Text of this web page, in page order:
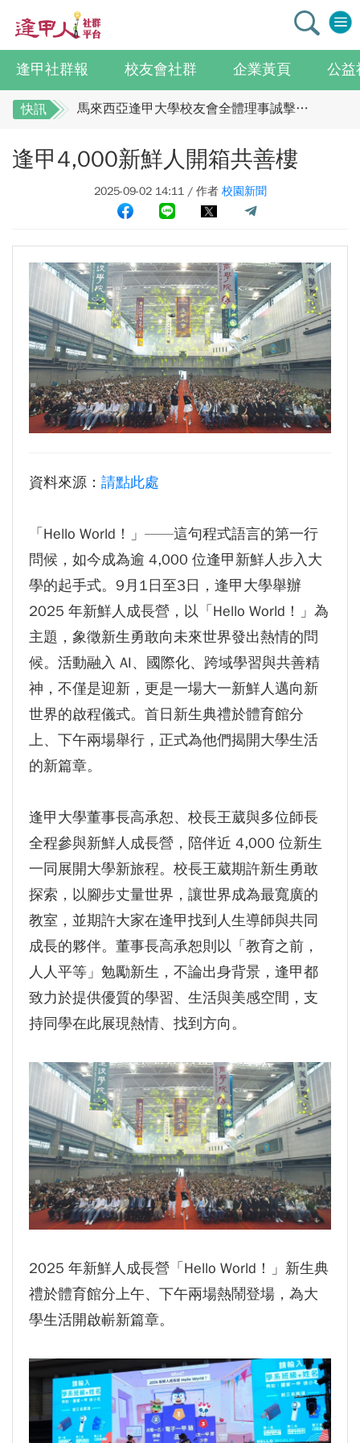
逢甲社群報 校友會社群 企業黃頁 公益
快訊
馬來西亞逢甲大學校友會全體理事誠擊祝賀 ：江蘇年會圓滿成功！
逢甲國貿99級校友 李樺仙 學姐
【逢甲經濟人會訊】9月號出刊
逢甲大學EMBA舉辦新生共善營 以「大好・共善・同樂」開啟學習新旅程
【轉載】麗明營造第24屆公益捐血9月10日登場 歡迎企業踴躍參與
逢甲大學高承恕董事長演講【世界經濟新版圖?舊版圖?】--世界500強企業
傳承逢甲精神！泰國校友會45週年慶 新任會長上任、青年世代接棒注入新動能
逢甲航太系勇奪國防競賽優勝 智慧無人機突破GPS限制
GI Day 2025｜空間資訊技術交流日-跨域感知・智慧行動
逢甲大學加東校友會 2025 Aug 31 聚會
逢甲資電科技與未來系列演講 10/14 簡良益 董事長 (掌門精釀啤酒)
賀江蘇校友分會
馬來西亞逢甲大學校友會全體理事誠擊祝賀 ：
江蘇年會圓滿成功！
運共同培育中臺灣捷運人才
逢甲國貿99級校友 李樺仙 學姐
【逢甲經濟人會訊】9月號出刊
114學年度系所主管會議擘畫未來教育 以「學
生為中心」推動AI融入教學，跨域研究育才
體育教學中心主任王亭文勇奪「2025 CAPA台
灣公開賽」公開女雙冠軍
善・同樂」開啟學習新旅程
逢甲大學高承恕董事長演講【世界經濟新版圖?
舊版圖?】--世界500強企業
龍谷大學師生來訪逢甲 共同探討永續林業與CLT
建築發展
傳承逢甲精神！泰國校友會45週年慶 新任會長
上任、青年世代接棒注入新動能
逢甲航太系勇奪國防競賽優勝 智慧無人機突破
GPS限制
GI Day 2025｜空間資訊技術交流日-跨域感
知・智慧行動
會長交接典禮 泰國三日之旅
逢甲大學加東校友會 2025 Aug 31 聚會
逢甲大學泰國校友會45周年慶 暨第13、14屆
逢甲大學泰國校友會 第45週年會員大會 於昭披
耶河舉辦歡迎宴
逢甲資電科技與未來系列演講 10/14 簡良益 董
事長 (掌門精釀啤酒)
逢甲4,000新鮮人開箱共善樓
2025-09-02 14:11 / 作者 校園新聞
資料來源： 請點此處
「Hello World！」——這句程式語言的第一行
問候，如今成為逾 4,000 位逢甲新鮮人步入大
學的起手式。9月1日至3日，逢甲大學舉辦
2025 年新鮮人成長營，以「Hello World！」為
主題，象徵新生勇敢向未來世界發出熱情的問
候。活動融入 AI、國際化、跨域學習與共善精
神，不僅是迎新，更是一場大一新鮮人邁向新
世界的啟程儀式。首日新生典禮於體育館分
上、下午兩場舉行，正式為他們揭開大學生活
的新篇章。
逢甲大學董事長高承恕、校長王葳與多位師長
全程參與新鮮人成長營，陪伴近 4,000 位新生
一同展開大學新旅程。校長王葳期許新生勇敢
探索，以腳步丈量世界，讓世界成為最寬廣的
教室，並期許大家在逢甲找到人生導師與共同
成長的夥伴。董事長高承恕則以「教育之前，
人人平等」勉勵新生，不論出身背景，逢甲都
致力於提供優質的學習、生活與美感空間，支
持同學在此展現熱情、找到方向。
2025 年新鮮人成長營「Hello World！」新生典
禮於體育館分上午、下午兩場熱鬧登場，為大
學生活開啟嶄新篇章。